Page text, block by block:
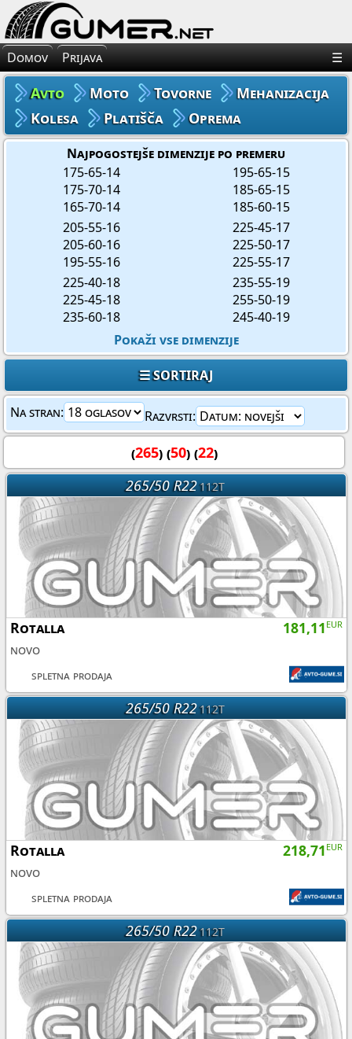
×
Avto Gume
Moto Gume
Tovorne Gume
Gume za Mehanizacijo
Gume za Kolo
Domov Prijava ☰
Avto Moto Tovorne
Mehanizacija
Kolesa
Platišča Oprema
Najpogostejše dimenzije po premeru
175-65-14
175-70-14
165-70-14
195-65-15
185-65-15
185-60-15
205-55-16
205-60-16
195-55-16
225-45-17
225-50-17
225-55-17
225-40-18
225-45-18
235-60-18
235-55-19
255-50-19
245-40-19
Pokaži vse dimenzije
☰ SORTIRAJ
Na stran: Razvrsti:
(265) (50) (22)
265/50 R22112T
181,11 EUR
Rotalla
novo
spletna prodaja
265/50 R22112T
218,71 EUR
Rotalla
novo
spletna prodaja
265/50 R22112T